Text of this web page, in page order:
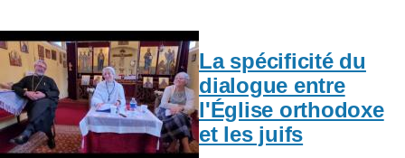
La spécificité du
dialogue entre
l'Église orthodoxe
et les juifs